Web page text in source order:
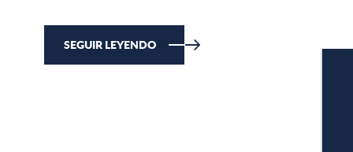
SEGUIR LEYENDO